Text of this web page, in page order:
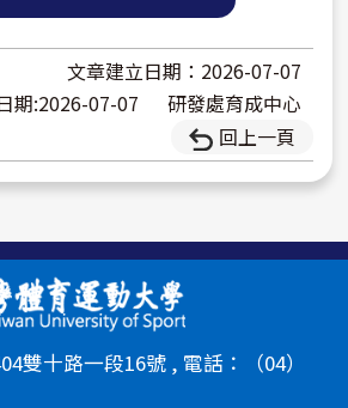
文章建立日期：2026-07-07
期:2026-07-07
研發處育成中心
回上一頁
雙十路一段16號 , 電話：（04）